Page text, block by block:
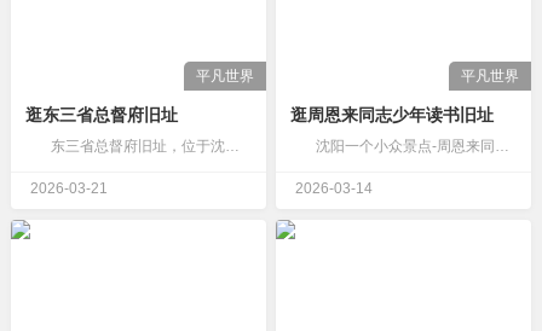
平凡世界
逛‌东三省总督府旧址‌
‌ 东三省总督府旧址‌，位于沈阳故宫的南侧，1907年开工，1909年建成。是清末设在沈阳的最高军政机关，当时管辖辽宁、吉林、黑龙江三个省。张学良也在此办公。 后来损毁比较严重，基本剩下的就是一个…
2026-03-21
平凡世界
逛周恩来同志少年读书旧址
沈阳一个小众景点-周恩来同志少年读书旧址，旧称奉天省官立东关模范两等小学校。 地方不大，只有两栋建筑。到了近前，连怎么进门参观都没弄明白。这个地方参观有时间限制，上午参观到11时30分。我到的时…
2026-03-14